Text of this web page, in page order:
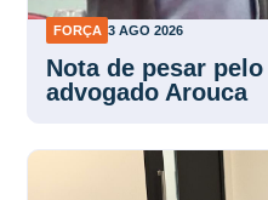
FORÇA 3 AGO 2026
Nota de pesar
advogado Arouca